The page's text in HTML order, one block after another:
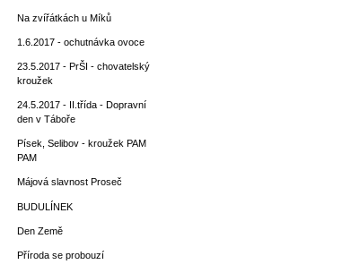
Na zvířátkách u Míků
1.6.2017 - ochutnávka ovoce
23.5.2017 - PrŠI - chovatelský
kroužek
24.5.2017 - II.třída - Dopravní
den v Táboře
Písek, Selibov - kroužek PAM
PAM
Májová slavnost Proseč
BUDULÍNEK
Den Země
Příroda se probouzí